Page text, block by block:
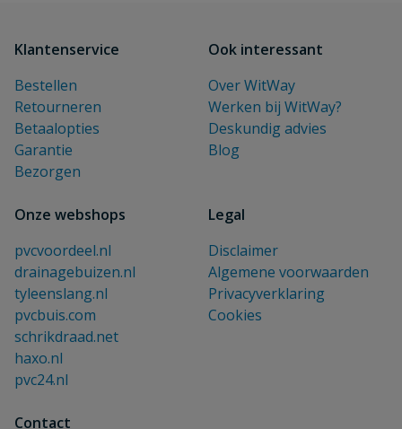
Klantenservice
Bestellen
Retourneren
Betaalopties
Garantie
Bezorgen
Ook interessant
Over WitWay
Werken bij WitWay?
Deskundig advies
Blog
Onze webshops
pvcvoordeel.nl
drainagebuizen.nl
tyleenslang.nl
pvcbuis.com
schrikdraad.net
haxo.nl
pvc24.nl
Legal
Disclaimer
Algemene voorwaarden
Privacyverklaring
Cookies
Contact